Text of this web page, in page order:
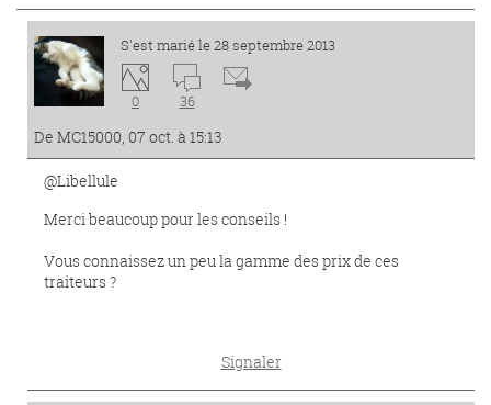
S'est marié le 28 septembre 2013
0 36
De MC15000, 07 oct. à 15:13
@Libellule
Merci beaucoup pour les conseils !
Vous connaissez un peu la gamme des prix de ces
traiteurs ?
Signaler